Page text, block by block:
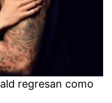
regresan como